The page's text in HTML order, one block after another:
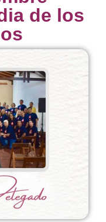
de los